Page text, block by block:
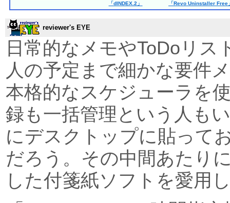
「dINDEX.2」
「Revo Uninstaller Free
reviewer's EYE
日常的なメモやToDoリス
人の予定まで細かな要件
本格的なスケジューラを
録も一括管理という人も
にデスクトップに貼って
だろう。その中間あたり
した付箋紙ソフトを愛用